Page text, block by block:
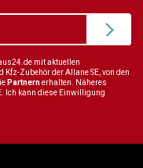
mit aktuellen
Zubehör der Allane SE, von den
Partnernerhalten. Näheres
Ich kann diese Einwilligung